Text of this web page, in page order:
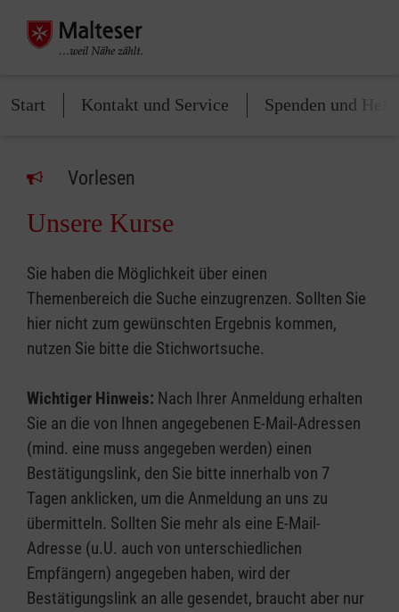
Start Kontakt und Service Spenden und
Vorlesen
Unsere Kurse
Sie haben die Möglichkeit über einen
Themenbereich die Suche einzugrenzen. Sollten Sie
hier nicht zum gewünschten Ergebnis kommen,
nutzen Sie bitte die Stichwortsuche.
Wichtiger Hinweis: Nach Ihrer Anmeldung erhalten
Sie an die von Ihnen angegebenen E-Mail-Adressen
(mind. eine muss angegeben werden) einen
Bestätigungslink, den Sie bitte innerhalb von 7
Tagen anklicken, um die Anmeldung an uns zu
übermitteln. Sollten Sie mehr als eine E-Mail-
Adresse (u.U. auch von unterschiedlichen
Empfängern) angegeben haben, wird der
Bestätigungslink an alle gesendet, braucht aber nur